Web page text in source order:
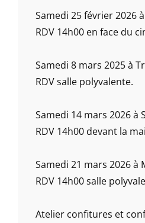
Samedi 25 février 2026
RDV 14h00 en face du
Samedi 8 mars 2025 à
RDV salle polyvalente.
Samedi 14 mars 2026 à
RDV 14h00 devant la
Samedi 21 mars 2026 à
RDV 14h00 salle
Atelier confitures et